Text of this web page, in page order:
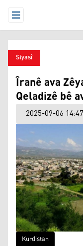
Open Menu
Siyasî
Îranê ava
Qeladizê bê
2025-09-06 14:47
Kurdistan